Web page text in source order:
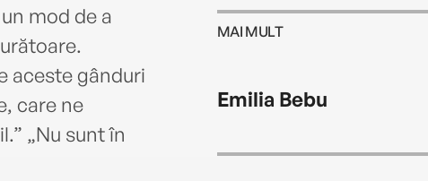
mod de a
aceste gânduri
care ne
„Nu sunt în
MAI MULT
Emilia Bebu